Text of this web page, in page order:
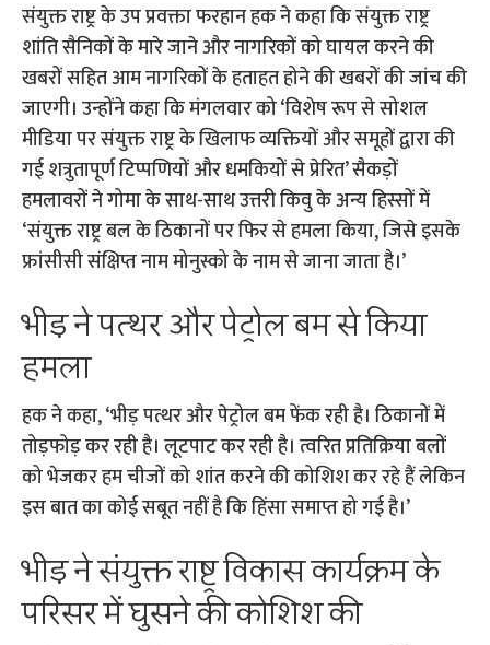
संयुक्त राष्ट्र के उप प्रवक्ता फरहान हक ने कहा कि संयुक्त राष्ट्र
शांति सैनिकों के मारे जाने और नागरिकों को घायल करने की
खबरों सहित आम नागरिकों के हताहत होने की खबरों की जांच की
जाएगी। उन्होंने कहा कि मंगलवार को ‘विशेष रूप से सोशल
मीडिया पर संयुक्त राष्ट्र के खिलाफ व्यक्तियों और समूहों द्वारा की
गई शत्रुतापूर्ण टिप्पणियों और धमकियों से प्रेरित’ सैकड़ों
हमलावरों ने गोमा के साथ-साथ उत्तरी किवु के अन्य हिस्सों में
‘संयुक्त राष्ट्र बल के ठिकानों पर फिर से हमला किया, जिसे इसके
फ्रांसीसी संक्षिप्त नाम मोनुस्को के नाम से जाना जाता है।’
भीड़ ने पत्थर और पेट्रोल बम से किया
हमला
हक ने कहा, ‘भीड़ पत्थर और पेट्रोल बम फेंक रही है। ठिकानों में
तोड़फोड़ कर रही है। लूटपाट कर रही है। त्वरित प्रतिक्रिया बलों
को भेजकर हम चीजों को शांत करने की कोशिश कर रहे हैं लेकिन
इस बात का कोई सबूत नहीं है कि हिंसा समाप्त हो गई है।’
भीड़ ने संयुक्त राष्ट्र विकास कार्यक्रम के
परिसर में घुसने की कोशिश की